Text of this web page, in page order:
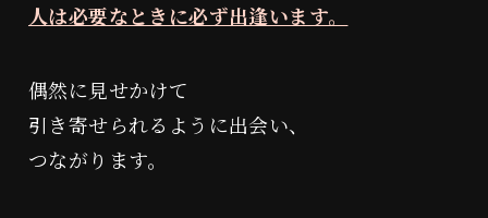
人は必要なときに必ず出逢います。
偶然に見せかけて
引き寄せられるように出会い、
つながります。